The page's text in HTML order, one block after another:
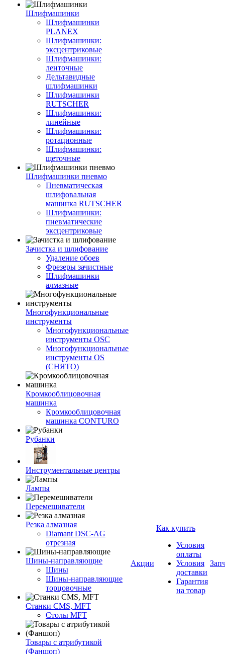
Шлифмашинки
Шлифмашинки
PLANEX
Шлифмашинки:
эксцентриковые
Шлифмашинки:
ленточные
Дельтавидные
шлифмашинки
Шлифмашинки
RUTSCHER
Шлифмашинки:
линейные
Шлифмашинки:
ротационные
Шлифмашинки:
щеточные
Шлифмашинки пневмо
Пневматическая
шлифовальная
машинка RUTSCHER
Шлифмашинки:
пневматические
эксцентриковые
Зачистка и шлифование
Удаление обоев
Фрезеры зачистные
Шлифмашинки
алмазные
Многофункциональные
инструменты
Многофункциональные
инструменты OSC
Многофункциональные
инструменты OS
(СНЯТО)
Кромкооблицовочная
машинка
Кромкооблицовочная
машинка CONTURO
Рубанки
Инструментальные центры
Лампы
Перемешиватели
Резка алмазная
Diamant DSC-AG
отрезная
Шины-направляющие
Шины
Шины-направляющие
торцовочные
Станки CMS, MFT
Столы MFT
Товары с атрибутикой
(Фаншоп)
Акции
Как купить
Условия
оплаты
Условия
доставки
Гарантия
на товар